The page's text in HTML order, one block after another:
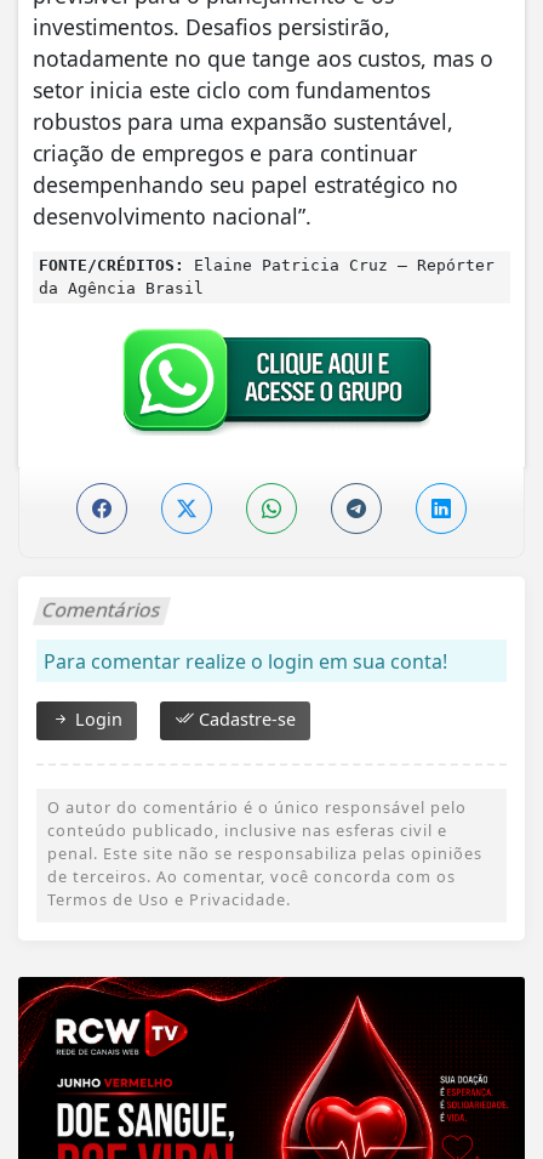
investimentos. Desafios persistirão,
notadamente no que tange aos custos, mas o
setor inicia este ciclo com fundamentos
robustos para uma expansão sustentável,
criação de empregos e para continuar
desempenhando seu papel estratégico no
desenvolvimento nacional”.
FONTE/CRÉDITOS:
Elaine Patricia Cruz – Repórter
da Agência Brasil
Comentários
Para comentar realize o login em sua conta!
Login Cadastre-se
O autor do comentário é o único responsável pelo
conteúdo publicado, inclusive nas esferas civil e
penal. Este site não se responsabiliza pelas opiniões
de terceiros. Ao comentar, você concorda com os
Termos de Uso e Privacidade.